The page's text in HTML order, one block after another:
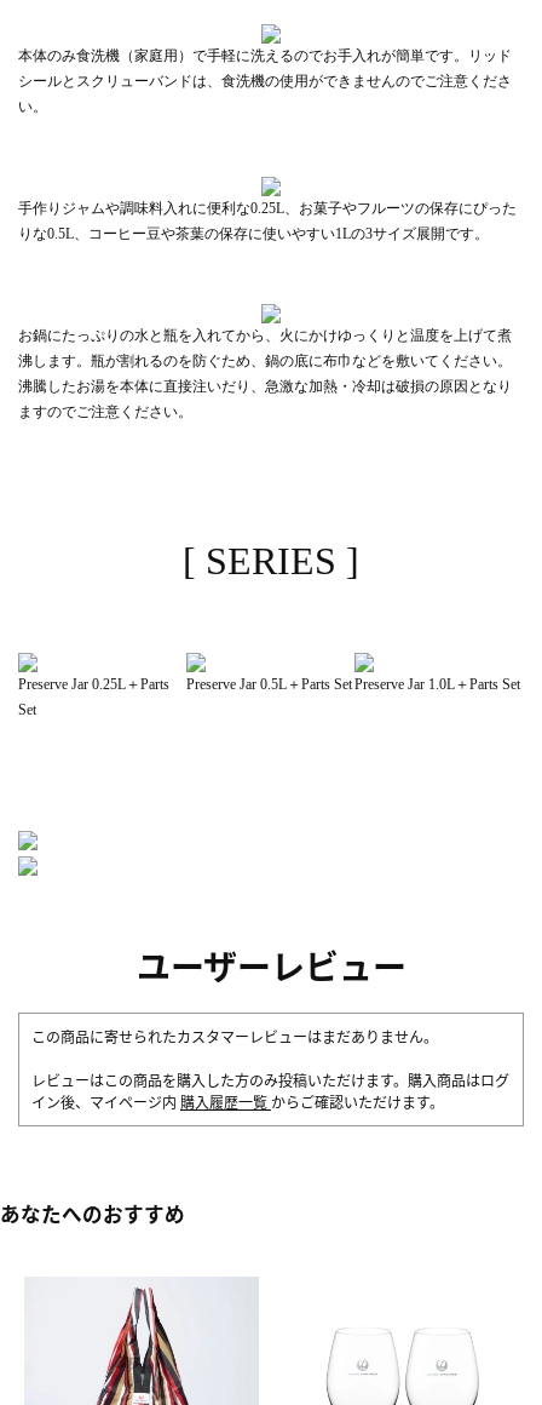
本体のみ食洗機（家庭用）で手軽に洗えるのでお手入れが簡単です。リッド
シールとスクリューバンドは、食洗機の使用ができませんのでご注意くださ
い。
手作りジャムや調味料入れに便利な0.25L、お菓子やフルーツの保存にぴった
りな0.5L、コーヒー豆や茶葉の保存に使いやすい1Lの3サイズ展開です。
お鍋にたっぷりの水と瓶を入れてから、火にかけゆっくりと温度を上げて煮
沸します。瓶が割れるのを防ぐため、鍋の底に布巾などを敷いてください。
沸騰したお湯を本体に直接注いだり、急激な加熱・冷却は破損の原因となり
ますのでご注意ください。
[ SERIES ]
Preserve Jar 0.25L＋Parts
Set
Preserve Jar 0.5L＋Parts SetPreserve Jar 1.0L＋Parts Set
ユーザーレビュー
この商品に寄せられたカスタマーレビューはまだありません。
レビューはこの商品を購入した方のみ投稿いただけます。購入商品はログ
イン後、マイページ内 購入履歴一覧 からご確認いただけます。
あなたへのおすすめ